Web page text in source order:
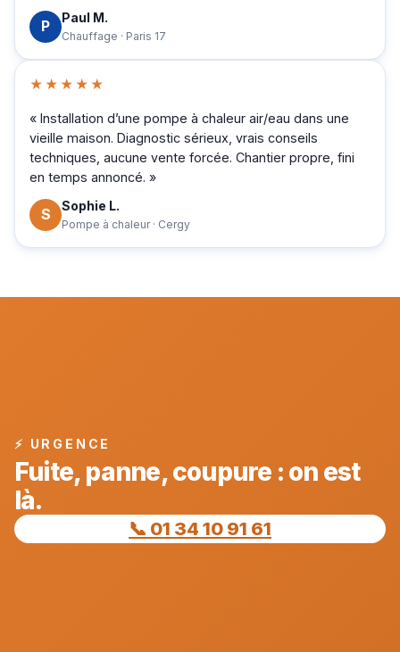
P Paul M.
Chauffage · Paris 17
★★★★★
« Installation d’une pompe à chaleur air/eau dans une
vieille maison. Diagnostic sérieux, vrais conseils
techniques, aucune vente forcée. Chantier propre, fini
en temps annoncé. »
S Sophie L.
Pompe à chaleur · Cergy
⚡ URGENCE
Fuite, panne, coupure : on est
là.
📞 01 34 10 91 61